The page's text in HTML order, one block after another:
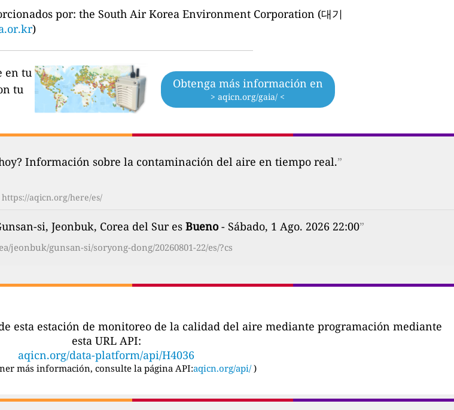
por: the South Air Korea Environment Corporation (대기
)
en tu
tu
Obtenga más información en
> aqicn.org/gaia/ <
Información sobre la contaminación del aire en tiempo real.”
https://aqicn.org/here/es/
si, Jeonbuk, Corea del Sur es Bueno- Sábado, 1 Ago. 2026 22:00”
jeonbuk/gunsan-si/soryong-dong/20260801-22/es/?cs
esta estación de monitoreo de la calidad del aire mediante programación mediante
esta URL API:
aqicn.org/data-platform/api/H4036
más información, consulte la página API:aqicn.org/api/ )